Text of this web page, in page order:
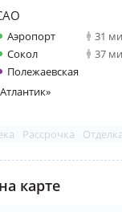
Аэропорт
31
Сокол
37
Полежаевская
Рассрочка
карте